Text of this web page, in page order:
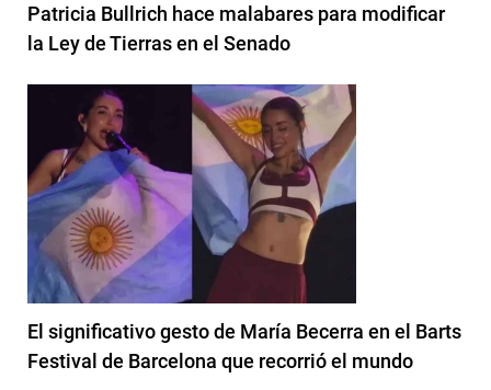
Patricia Bullrich hace malabares para modificar
la Ley de Tierras en el Senado
El significativo gesto de María Becerra en el Barts
Festival de Barcelona que recorrió el mundo